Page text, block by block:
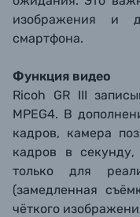
изображения и
смартфона.
Функция видео
Ricoh GR III
MPEG4. В
кадров, камера
кадров в
только для
(замедленная
чёткого